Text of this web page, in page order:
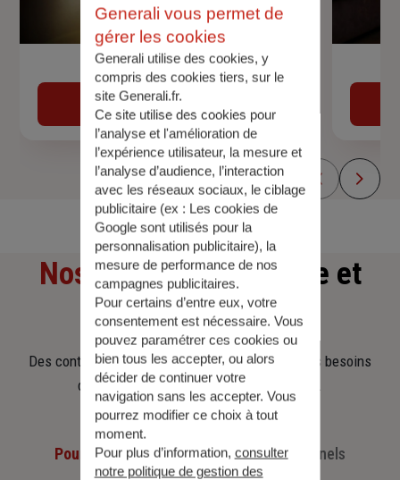
Devis assurance auto
Obtenir une estimation
Nos offresd'assurance et
d'épargne
Des contrats clairs et flexibles pour sécuriser vos besoins
d’aujourd’hui et anticiper ceux de demain.
Pour les particuliersPour les professionnels
Generali vous permet de
gérer les cookies
Generali utilise des cookies, y
compris des cookies tiers, sur le
site Generali.fr.
Ce site utilise des cookies pour
l’analyse et l'amélioration de
l’expérience utilisateur, la mesure et
l’analyse d’audience, l’interaction
avec les réseaux sociaux, le ciblage
publicitaire (ex : Les cookies de
Google sont utilisés pour la
personnalisation publicitaire), la
mesure de performance de nos
campagnes publicitaires.
Pour certains d’entre eux, votre
consentement est nécessaire. Vous
pouvez paramétrer ces cookies ou
bien tous les accepter, ou alors
décider de continuer votre
navigation sans les accepter. Vous
pourrez modifier ce choix à tout
moment.
Pour plus d’information, consulter
notre politique de gestion des